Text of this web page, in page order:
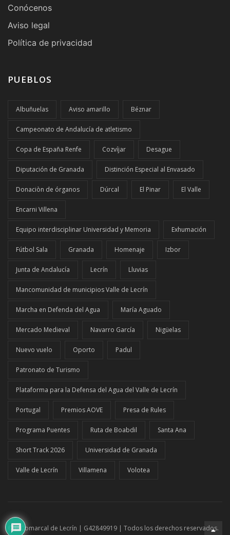
Conócenos
Aviso legal
Política de privacidad
PUEBLOS
Albuñuelas Aviso amarillo Béznar
Campeonato de Andalucía de atletismo
Copa de España Renfe Cozvíjar Desague
Diputación de Granada Distinción Especial al Envasado
Donaciòn de órganos Dúrcal El Pinar El Valle
Encarni Villena
Equipo interdisciplinar Universidad y Memoria Exhumación
Fútbol Sala Granada Homenaje Izbor
Junta de Andalucía Lecrín Lluvias
Mancomunidad de municipios Valle de Lecrín
Marcha en Defenda del Agua María Aguado
Mercado Medieval Navarro García Nigüelas
Nuevo vuelo Oporto Padul
Patronato de Turismo
Plataforma para la Defensa del Agua del Valle de Lecrín
Portugal Premios AOVE Presa de Rules
Programa Puentes Ruta de Boabdil Santa Ana
Short Track 2026 Universidad de Granada
Valle de Lecrín Villamena Volotea
© El Comarcal de Lecrín | G42849919 | Todos los derechos reservados.